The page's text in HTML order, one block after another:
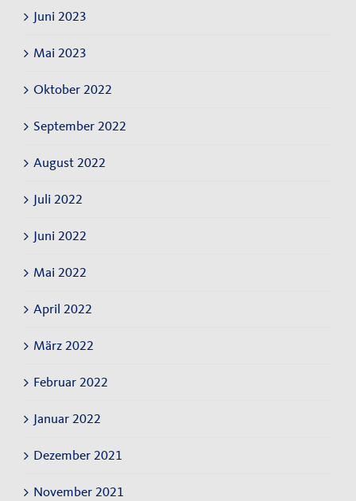
Juni 2023
Mai 2023
Oktober 2022
September 2022
August 2022
Juli 2022
Juni 2022
Mai 2022
April 2022
März 2022
Februar 2022
Januar 2022
Dezember 2021
November 2021